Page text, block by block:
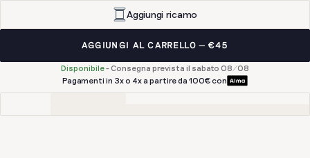
Aggiungi ricamo
AGGIUNGI AL CARRELLO €45
Disponibile- Consegna prevista il sabato 08/08
Pagamenti in 3x o 4x a partire da 100€ con